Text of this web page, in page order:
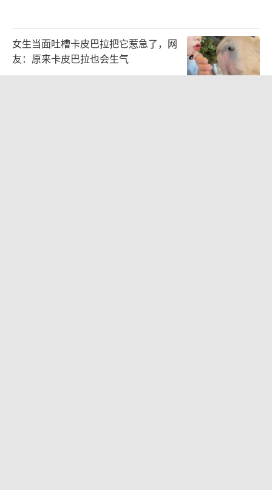
女生当面吐槽卡皮巴拉把它惹急了，网
友：原来卡皮巴拉也会生气
2026-08-07 09:04:52